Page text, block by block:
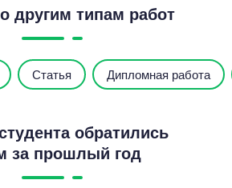
другим типам работ
Статья Дипломная работа
обратились
за прошлый год